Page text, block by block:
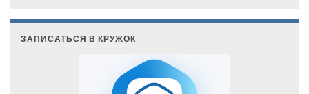
ЗАПИСАТЬСЯ В КРУЖОК